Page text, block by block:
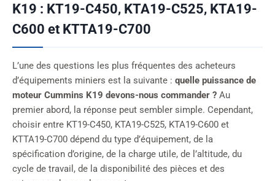
K19 : KT19-C450, KTA19-C525, KTA19-
C600 et KTTA19-C700
L’une des questions les plus fréquentes des acheteurs
d’équipements miniers est la suivante : quelle puissance de
moteur Cummins K19 devons-nous commander ? Au
premier abord, la réponse peut sembler simple. Cependant,
choisir entre KT19-C450, KTA19-C525, KTA19-C600 et
KTTA19-C700 dépend du type d’équipement, de la
spécification d’origine, de la charge utile, de l’altitude, du
cycle de travail, de la disponibilité des pièces et des